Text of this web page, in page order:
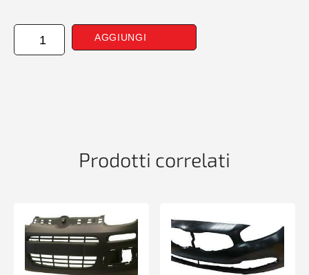
PARAURTI
ANTERIORE
AGGIUNGI
Prodotti correlati